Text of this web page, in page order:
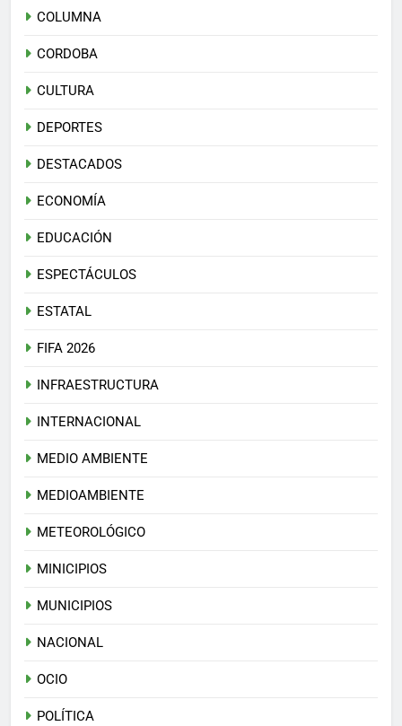
COLUMNA
CORDOBA
CULTURA
DEPORTES
DESTACADOS
ECONOMÍA
EDUCACIÓN
ESPECTÁCULOS
ESTATAL
FIFA 2026
INFRAESTRUCTURA
INTERNACIONAL
MEDIO AMBIENTE
MEDIOAMBIENTE
METEOROLÓGICO
MINICIPIOS
MUNICIPIOS
NACIONAL
OCIO
POLÍTICA